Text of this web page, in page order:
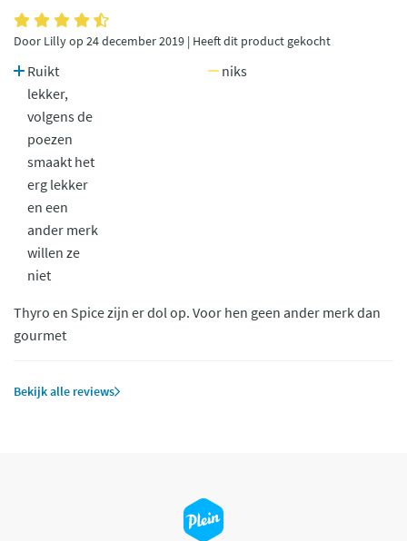
Door Lilly op 24 december 2019 | Heeft dit product gekocht
Ruikt
lekker,
volgens de
poezen
smaakt het
erg lekker
en een
ander merk
willen ze
niet
niks
Thyro en Spice zijn er dol op. Voor hen geen ander merk dan
gourmet
Bekijk alle reviews